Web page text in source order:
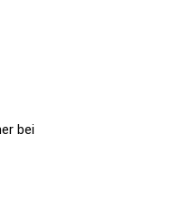
bei